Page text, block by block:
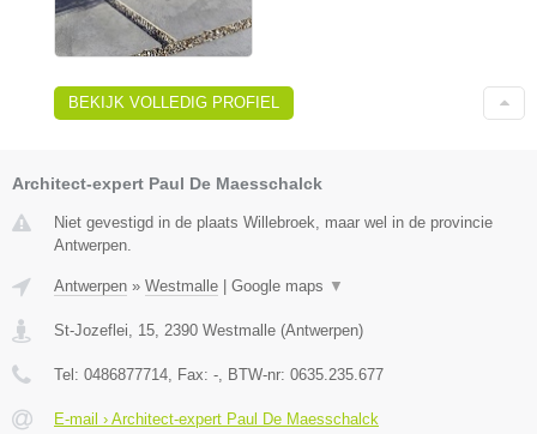
BEKIJK VOLLEDIG PROFIEL
Architect-expert Paul De Maesschalck
Niet gevestigd in de plaats Willebroek, maar wel in de provincie
Antwerpen.
Antwerpen » Westmalle Google maps ▼
St-Jozeflei, 15, 2390 Westmalle (Antwerpen)
Tel: 0486877714, Fax: -, BTW-nr: 0635.235.677
E-mail › Architect-expert Paul De Maesschalck